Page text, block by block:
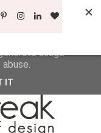
deliver its services
user-agent are
and security
usage
IT